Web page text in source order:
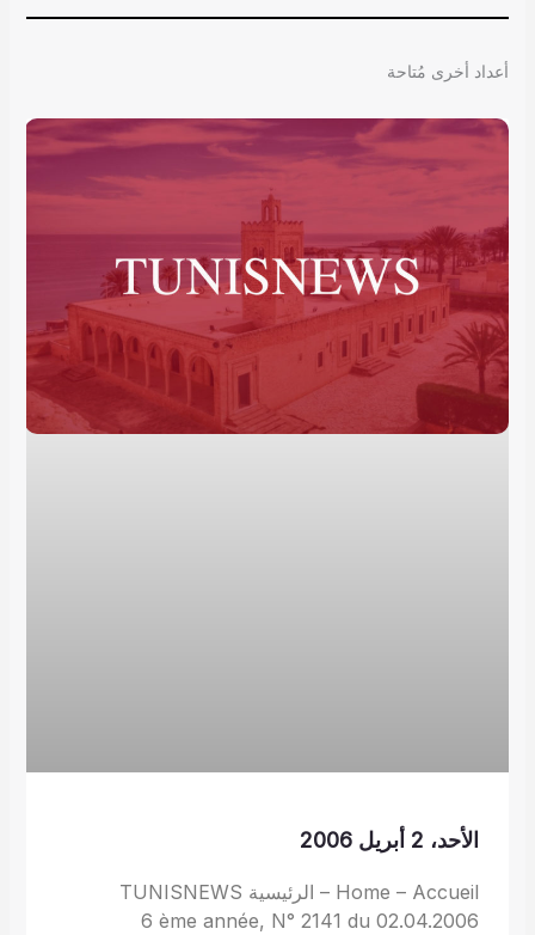
أعداد أخرى مُتاحة
الأحد، 2 أبريل 2006
Home – Accueil – الرئيسية TUNISNEWS
6 ème année, N° 2141 du 02.04.2006